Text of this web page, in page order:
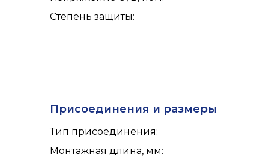
Степень защиты:
Присоединения и размеры
Тип присоединения:
Монтажная длина, мм: